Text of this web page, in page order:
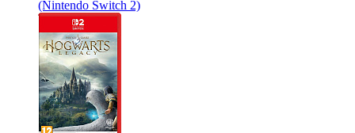
(Nintendo Switch 2)